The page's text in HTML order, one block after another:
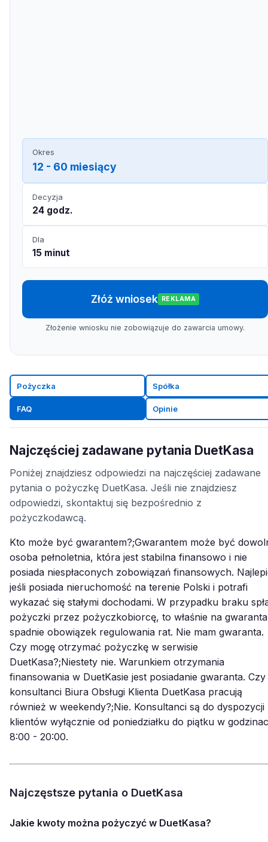
Okres
12 - 60 miesiący
Decyzja
24 godz.
Dla
15 minut
Złóż wniosek REKLAMA
Złożenie wniosku nie zobowiązuje do zawarcia umowy.
Pożyczka Spółka
FAQ Opinie
Najczęściej zadawane pytania DuetKasa
Poniżej znajdziesz odpowiedzi na najczęściej zadawane
pytania o pożyczkę DuetKasa. Jeśli nie znajdziesz
odpowiedzi, skontaktuj się bezpośrednio z
pożyczkodawcą.
Kto może być gwarantem?;Gwarantem może być
osoba pełnoletnia, która jest stabilna finansowo i nie
posiada niespłaconych zobowiązań finansowych.
jeśli posiada nieruchomość na terenie Polski i potrafi
wykazać się stałymi dochodami. W przypadku braku
pożyczki przez pożyczkobiorcę, to właśnie na gwaranta
spadnie obowiązek regulowania rat. Nie mam gwaranta.
Czy mogę otrzymać pożyczkę w serwisie
DuetKasa?;Niestety nie. Warunkiem otrzymania
finansowania w DuetKasie jest posiadanie gwaranta. Czy
konsultanci Biura Obsługi Klienta DuetKasa pracują
również w weekendy?;Nie. Konsultanci są do dyspozycji
klientów wyłącznie od poniedziałku do piątku w
8:00 - 20:00.
Najczęstsze pytania o DuetKasa
Jakie kwoty można pożyczyć w DuetKasa?